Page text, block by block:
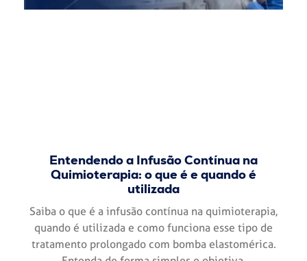
Entendendo a Infusão Contínua na
Quimioterapia: o que é e quando é
utilizada
Saiba o que é a infusão contínua na quimioterapia,
quando é utilizada e como funciona esse tipo de
tratamento prolongado com bomba elastomérica.